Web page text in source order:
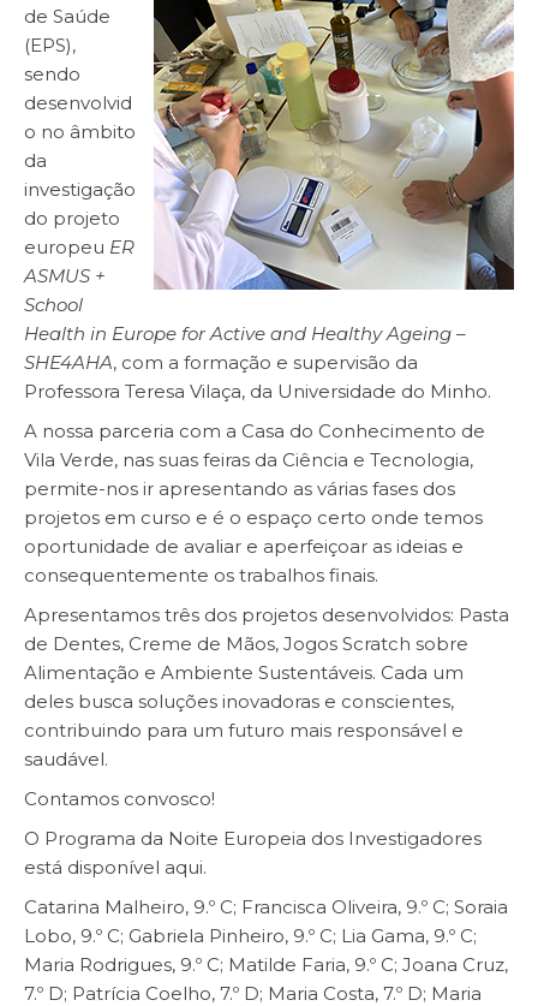
de Saúde
(EPS),
sendo
desenvolvid
o no âmbito
da
investigação
do projeto
europeu ER
ASMUS +
School
Health in Europe for Active and Healthy Ageing –
SHE4AHA, com a formação e supervisão da
Professora Teresa Vilaça, da Universidade do Minho.
A nossa parceria com a Casa do Conhecimento de
Vila Verde, nas suas feiras da Ciência e Tecnologia,
permite-nos ir apresentando as várias fases dos
projetos em curso e é o espaço certo onde temos
oportunidade de avaliar e aperfeiçoar as ideias e
consequentemente os trabalhos finais.
Apresentamos três dos projetos desenvolvidos: Pasta
de Dentes, Creme de Mãos, Jogos Scratch sobre
Alimentação e Ambiente Sustentáveis. Cada um
deles busca soluções inovadoras e conscientes,
contribuindo para um futuro mais responsável e
saudável.
Contamos convosco!
O Programa da Noite Europeia dos Investigadores
está disponível aqui.
Catarina Malheiro, 9.º C; Francisca Oliveira, 9.º C; Soraia
Lobo, 9.º C; Gabriela Pinheiro, 9.º C; Lia Gama, 9.º C;
Maria Rodrigues, 9.º C; Matilde Faria, 9.º C; Joana Cruz,
7.º D; Patrícia Coelho, 7.º D; Maria Costa, 7.º D; Maria